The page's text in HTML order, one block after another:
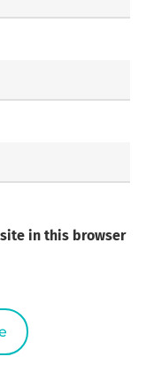
in this browser